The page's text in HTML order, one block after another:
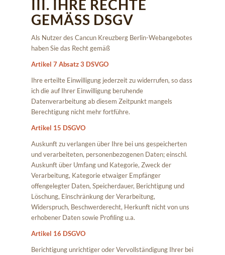
III. IHRE RECHTE
GEMÄSS DSGV
Als Nutzer des Cancun Kreuzberg Berlin-Webangebotes
haben Sie das Recht gemäß
Artikel 7 Absatz 3 DSVGO
Ihre erteilte Einwilligung jederzeit zu widerrufen, so dass
ich die auf Ihrer Einwilligung beruhende
Datenverarbeitung ab diesem Zeitpunkt mangels
Berechtigung nicht mehr fortführe.
Artikel 15 DSGVO
Auskunft zu verlangen über Ihre bei uns gespeicherten
und verarbeiteten, personenbezogenen Daten; einschl.
Auskunft über Umfang und Kategorie, Zweck der
Verarbeitung, Kategorie etwaiger Empfänger
offengelegter Daten, Speicherdauer, Berichtigung und
Löschung, Einschränkung der Verarbeitung,
Widerspruch, Beschwerderecht, Herkunft nicht von uns
erhobener Daten sowie Profiling u.a.
Artikel 16 DSGVO
Berichtigung unrichtiger oder Vervollständigung Ihrer bei